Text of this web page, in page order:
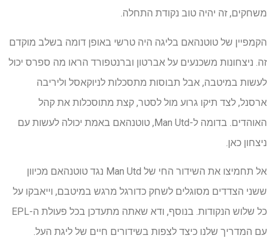
משחקים, זה יהיה טוב נקודת התחלה.
הקמפיין של טוטנהאם בליגה היה טרשי באופן דומה בשלב מוקדם
זה. ניצחונות משכנעים על אברטון וברנטפורד הראו מה ספרס יכול
לעשות במיטבה, אבל תבוסות מתסכלות לניוקאסל וליריבה
ארסנל, לצד תיקו גרוע מול לסטר, קצת מתוסכלות את קהל
האוהדים. בדומה ל-Man Utd, טוטנהאם באמת יכולה לעשות עם
ניצחון כאן.
אל תחמיצו את השידור החי של Man Utd נגד טוטנהאם מכיוון
ששני הצדדים מסוגלים לשחק כדורגל מרגש במיטבם, וייאבקו על
כל שלוש הנקודות. בנוסף, ודא שאתה מתעדכן בכל פעולת ה-EPL
עם המדריך שלנו כיצד לצפות בשידורים חיים של ליגת העל.